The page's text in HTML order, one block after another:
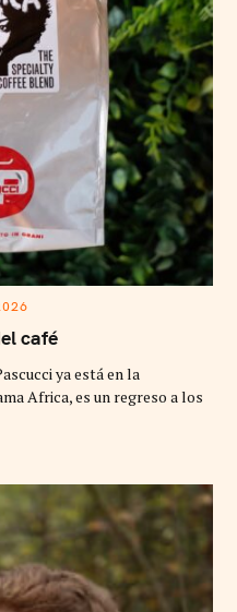
café
ya está en la
Africa, es un regreso a los